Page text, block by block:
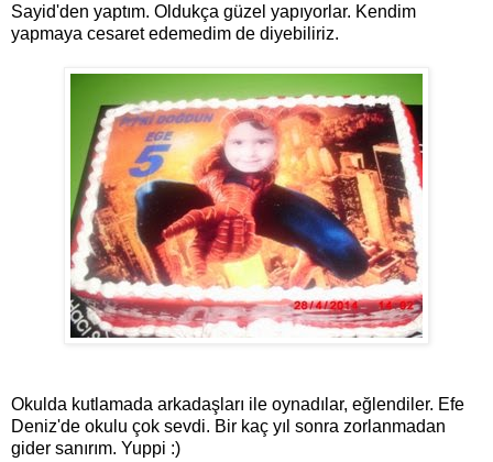
Sayid'den yaptım. Oldukça güzel yapıyorlar. Kendim
yapmaya cesaret edemedim de diyebiliriz.
Okulda kutlamada arkadaşları ile oynadılar, eğlendiler. Efe
Deniz'de okulu çok sevdi. Bir kaç yıl sonra zorlanmadan
gider sanırım. Yuppi :)